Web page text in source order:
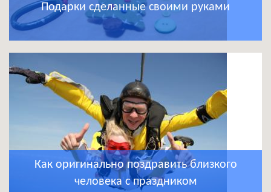
Подарки сделанные своими руками
Как оригинально поздравить близкого
человека с праздником